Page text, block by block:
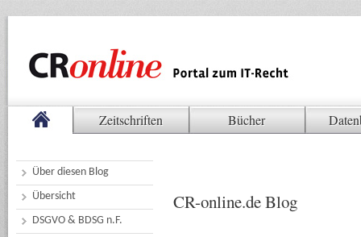
Zeitschriften Bücher
Über diesen Blog
Übersicht
DSGVO & BDSG n.F.
CR-online.de Blog